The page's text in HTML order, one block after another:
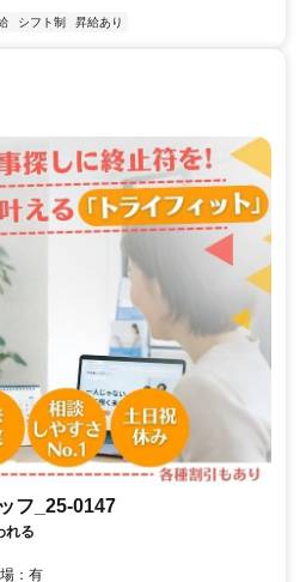
シフト制 昇給あり
フ_25-0147
れる
：有